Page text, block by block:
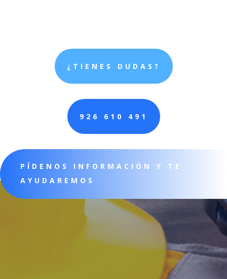
¿TIENES DUDAS?
926 610 491
PÍDENOS INFORMACIÓN Y TE
AYUDAREMOS